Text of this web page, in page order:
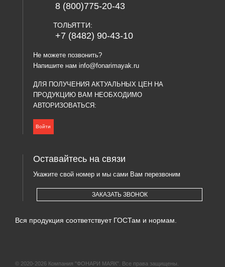
8 (800)775-20-43
ТОЛЬЯТТИ:
+7 (8482) 90-43-10
Не можете позвонить?
Напишите нам info@fonarimayak.ru
ДЛЯ ПОЛУЧЕНИЯ АКТУАЛЬНЫХ ЦЕН НА
ПРОДУКЦИЮ ВАМ НЕОБХОДИМО
АВТОРИЗОВАТЬСЯ:
Войти
Оставайтесь на связи
Укажите свой номер и мы сами Вам перезвоним
ЗАКАЗАТЬ ЗВОНОК
Вся продукция соответствует ГОСТам и нормам.
© 2020-2026 Компания "ФОНАРИ МАЯК". Все права защищены.